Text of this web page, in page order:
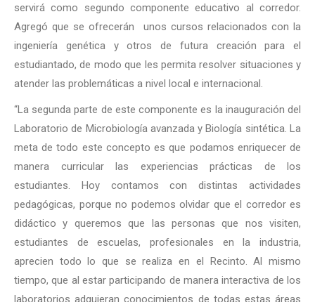
servirá como segundo componente educativo al corredor.
Agregó que se ofrecerán unos cursos relacionados con la
ingeniería genética y otros de futura creación para el
estudiantado, de modo que les permita resolver situaciones y
atender las problemáticas a nivel local e internacional.
“La segunda parte de este componente es la inauguración del
Laboratorio de Microbiología avanzada y Biología sintética. La
meta de todo este concepto es que podamos enriquecer de
manera curricular las experiencias prácticas de los
estudiantes. Hoy contamos con distintas actividades
pedagógicas, porque no podemos olvidar que el corredor es
didáctico y queremos que las personas que nos visiten,
estudiantes de escuelas, profesionales en la industria,
aprecien todo lo que se realiza en el Recinto. Al mismo
tiempo, que al estar participando de manera interactiva de los
laboratorios adquieran conocimientos de todas estas áreas